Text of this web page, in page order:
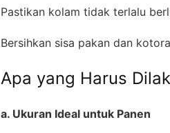
Pastikan kolam tidak terlalu
Bersihkan sisa pakan dan
Apa yang Harus
a. Ukuran Ideal untuk Panen